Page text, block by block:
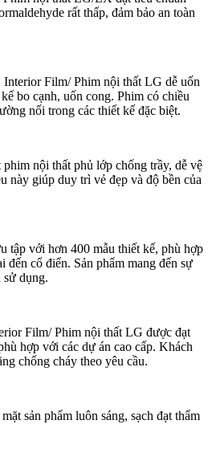
rất thấp, đảm bảo an toàn
Film/ Phim nội thất LG dễ uốn
bo cạnh, uốn cong. Phim có chiều
nối trong các thiết kế đặc biệt.
phim nội thất phủ lớp chống trầy, dễ vệ
này giúp duy trì vẻ đẹp và độ bền của
tập với hơn 400 mẫu thiết kế, phù hợp
đến cổ điển. Sản phẩm mang đến sự
sử dụng.
Film/ Phim nội thất LG được đạt
hợp với các dự án cao cấp. Khách
chống cháy theo yêu cầu.
sản phẩm luôn sáng, sạch đạt thẩm